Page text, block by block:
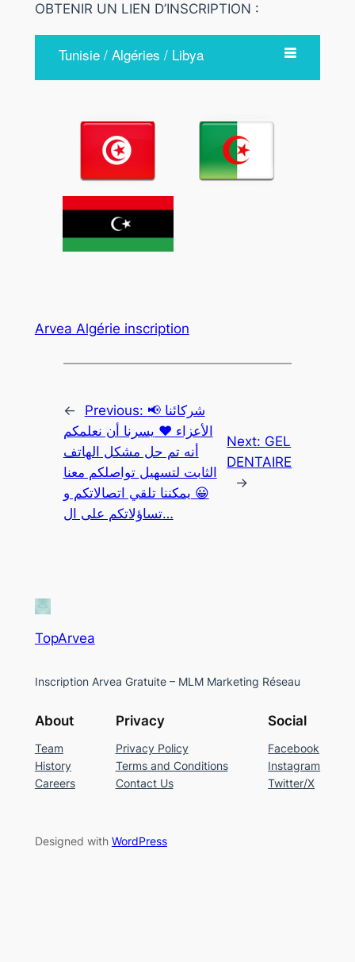
OBTENIR UN LIEN D’INSCRIPTION :
Tunisie / Algéries / Libya
Arvea Algérie inscription
← Previous: 📢 شركائنا
الأعزاء ❤️ يسرنا أن نعلمكم
أنه تم حل مشكل الهاتف
الثابت لتسهيل تواصلكم معنا
😀 يمكننا تلقي اتصالاتكم و
تساؤلاتكم على ال…
Next: GEL
DENTAIRE
→
TopArvea
Inscription Arvea Gratuite – MLM Marketing Réseau
About
Team
History
Careers
Privacy
Privacy Policy
Terms and Conditions
Contact Us
Social
Facebook
Instagram
Twitter/X
Designed with WordPress